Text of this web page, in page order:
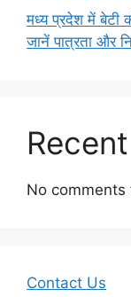
मध्य प्रदेश में बेटी
जानें पात्रता और
No comments
Contact Us